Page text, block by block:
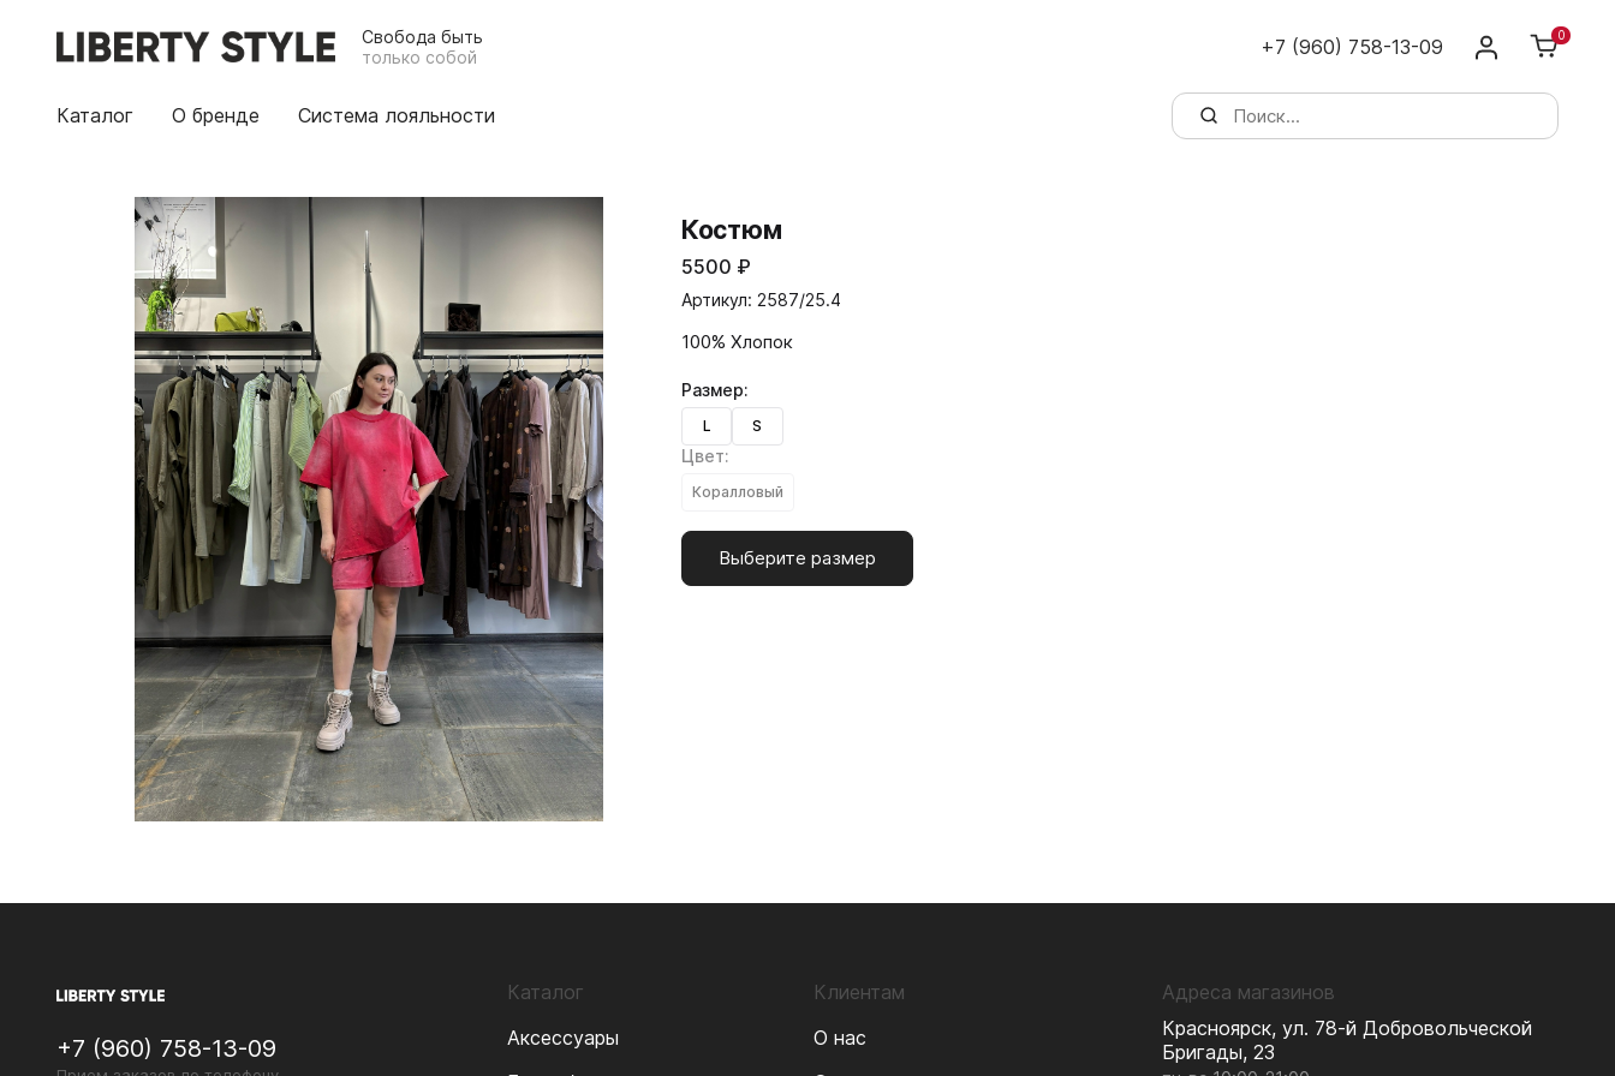
Свобода быть
только собой
+7 (960) 758-13-09 0
Каталог О бренде Система лояльности
Костюм
5500 ₽
Артикул: 2587/25.4
100% Хлопок
Размер:
L S
Цвет:
Коралловый
Выберите размер
+7 (960) 758-13-09
Каталог
Аксессуары
Клиентам
О нас
Адреса магазинов
Красноярск, ул. 78-й Добровольческой
Бригады, 23